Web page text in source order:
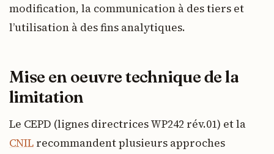
modification, la communication à des tiers et
l’utilisation à des fins analytiques.
Mise en oeuvre technique de la
limitation
Le CEPD (lignes directrices WP242 rév.01) et la
CNIL recommandent plusieurs approches